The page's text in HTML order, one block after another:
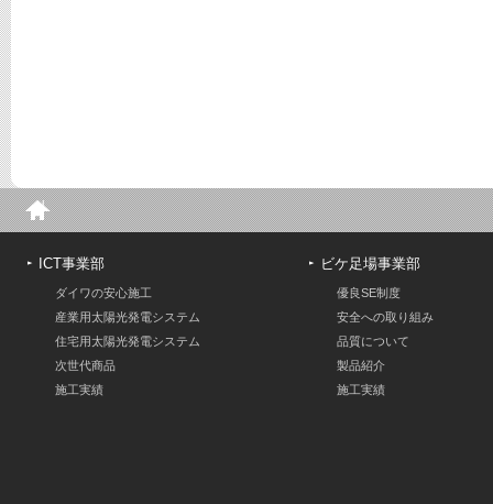
ICT事業部
ダイワの安心施工
産業用太陽光発電システム
住宅用太陽光発電システム
次世代商品
施工実績
ビケ足場事業部
優良SE制度
安全への取り組み
品質について
製品紹介
施工実績